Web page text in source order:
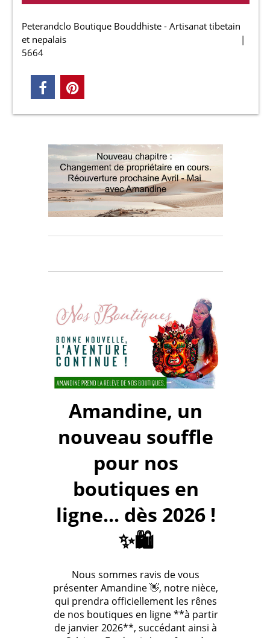
Peterandclo Boutique Bouddhiste - Artisanat tibetain
et nepalais
5664
Amandine, un
nouveau souffle
pour nos
boutiques en
ligne... dès 2026 !
✨🛍️
Nous sommes ravis de vous
présenter Amandine 👋, notre nièce,
qui prendra officiellement les rênes
de nos boutiques en ligne **à partir
de janvier 2026**, succédant ainsi à